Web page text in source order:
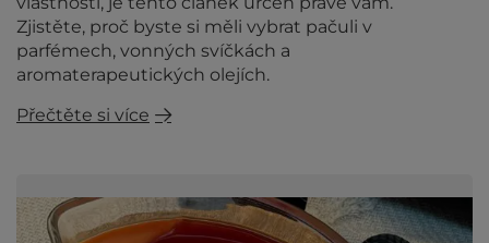
Zjistěte, proč byste si měli vybrat pačuli v
parfémech, vonných svíčkách a
aromaterapeutických olejích.
Přečtěte si více